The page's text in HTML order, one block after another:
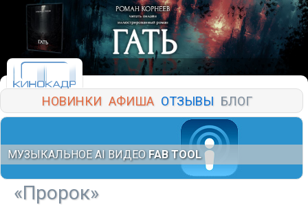
НОВИНКИ АФИША ОТЗЫВЫ БЛОГ
МУЗЫКАЛЬНОЕ AI ВИДЕО FAB TOOL
«Пророк»